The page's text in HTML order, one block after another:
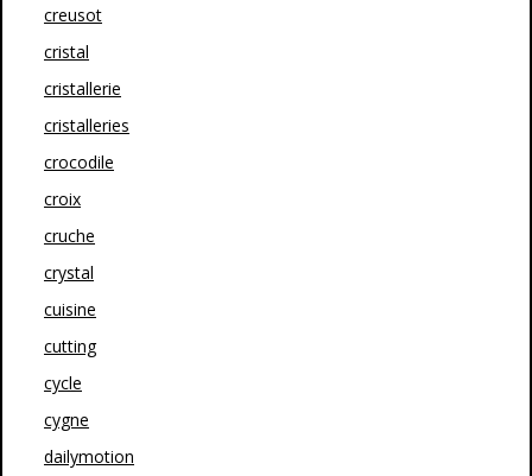
creusot
cristal
cristallerie
cristalleries
crocodile
croix
cruche
crystal
cuisine
cutting
cycle
cygne
dailymotion